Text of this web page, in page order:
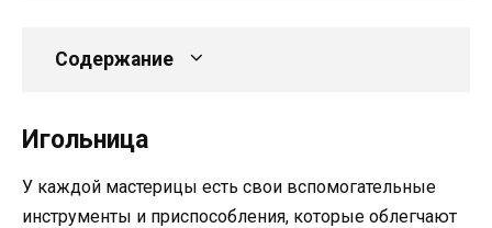
Содержание
Игольница
У каждой мастерицы есть свои вспомогательные
инструменты и приспособления, которые облегчают